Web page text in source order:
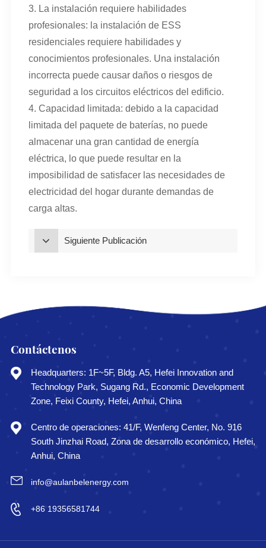
3. La instalación requiere habilidades
profesionales: la instalación de ESS
residenciales requiere habilidades y
conocimientos profesionales. Una instalación
incorrecta puede causar daños o riesgos de
seguridad a los circuitos eléctricos del edificio.
4. Capacidad limitada: debido a la capacidad
limitada del paquete de baterías, no puede
almacenar una gran cantidad de energía
eléctrica, lo que puede resultar en la
imposibilidad de satisfacer las necesidades de
electricidad del hogar durante demandas de
carga altas.
Siguiente Publicación
Contáctenos
Headquarters: 1F~5F, Bldg. A5, Hefei Innovation and
Technology Park, Sugang Rd., Economic Development
Zone, Feixi County, Hefei, Anhui, China
Centro de operaciones: 41/F, Wenfeng Center, No. 916
South Jinzhai Road, Zona de desarrollo económico, Hefei,
Anhui, China
info@aulanbelenergy.com
+86 19356581744